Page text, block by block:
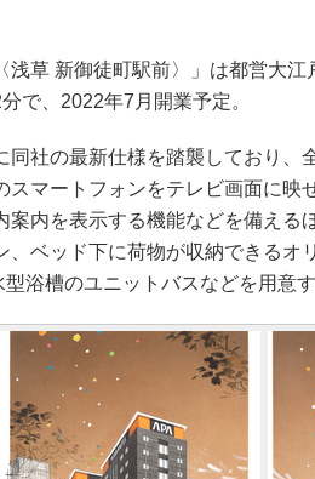
浅草 新御徒町駅前〉」は都営大
で、2022年7月開業予定。
社の最新仕様を踏襲しており、
スマートフォンをテレビ画面に映
案内を表示する機能などを備える
、ベッド下に荷物が収納できるオ
浴槽のユニットバスなどを用意す